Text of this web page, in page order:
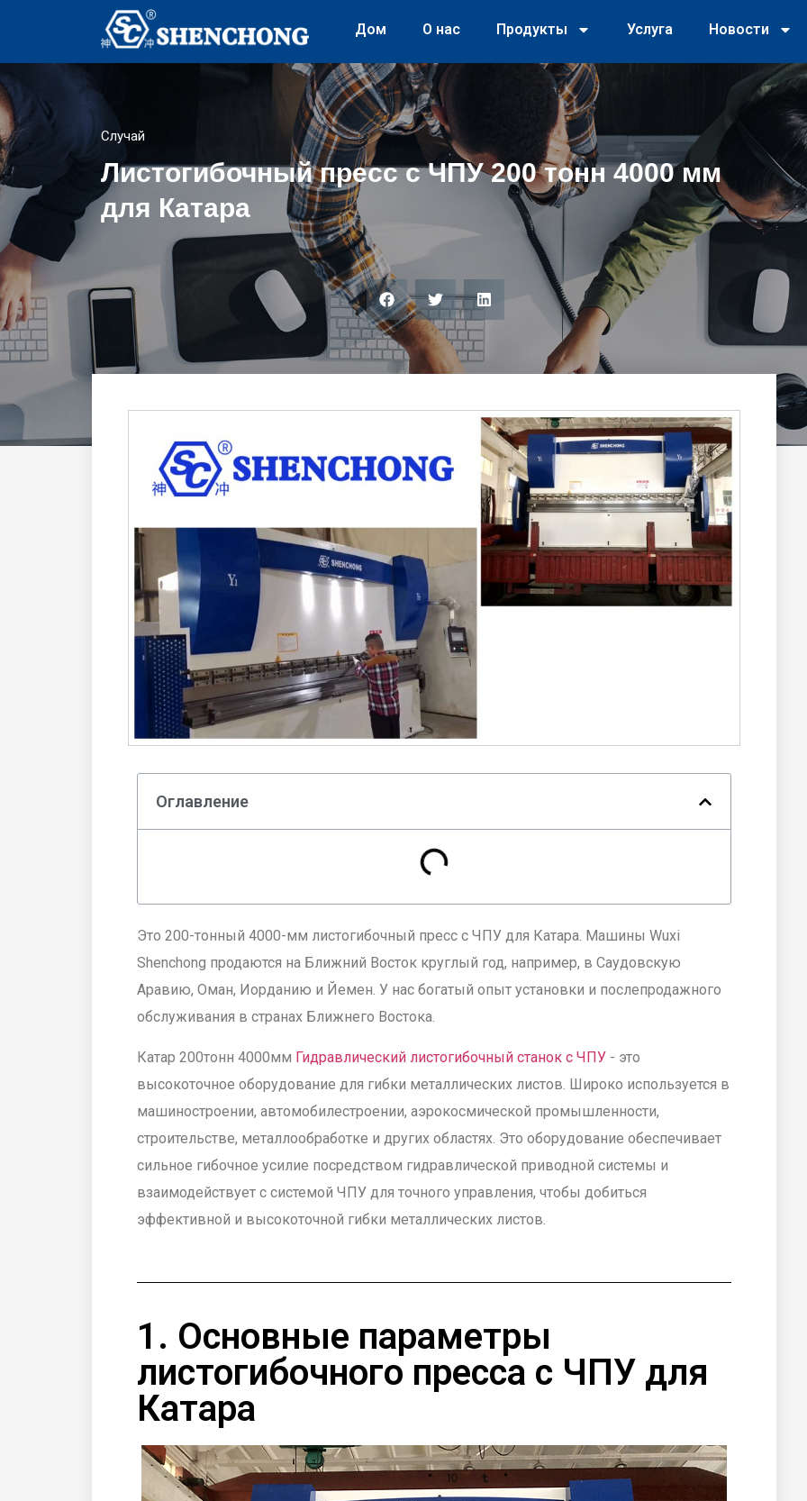
Дом О нас Продукты Услуга Новости
Случай
Листогибочный пресс с ЧПУ 200 тонн 4000 мм
для Катара
Оглавление
Это 200-тонный 4000-мм листогибочный пресс с ЧПУ для Катара. Машины Wuxi
Shenchong продаются на Ближний Восток круглый год, например, в Саудовскую
Аравию, Оман, Иорданию и Йемен. У нас богатый опыт установки и послепродажного
обслуживания в странах Ближнего Востока.
Катар 200тонн 4000мм Гидравлический листогибочный станок с ЧПУ - это
высокоточное оборудование для гибки металлических листов. Широко используется в
машиностроении, автомобилестроении, аэрокосмической промышленности,
строительстве, металлообработке и других областях. Это оборудование обеспечивает
сильное гибочное усилие посредством гидравлической приводной системы и
взаимодействует с системой ЧПУ для точного управления, чтобы добиться
эффективной и высокоточной гибки металлических листов.
1. Основные параметры
листогибочного пресса с ЧПУ для
Катара